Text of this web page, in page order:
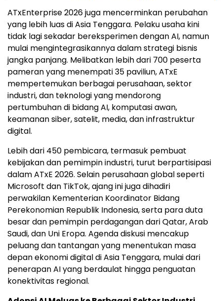
ATxEnterprise 2026 juga mencerminkan perubahan
yang lebih luas di Asia Tenggara. Pelaku usaha kini
tidak lagi sekadar bereksperimen dengan AI, namun
mulai mengintegrasikannya dalam strategi bisnis
jangka panjang. Melibatkan lebih dari 700 peserta
pameran yang menempati 35 paviliun, ATxE
mempertemukan berbagai perusahaan, sektor
industri, dan teknologi yang mendorong
pertumbuhan di bidang AI, komputasi awan,
keamanan siber, satelit, media, dan infrastruktur
digital.
Lebih dari 450 pembicara, termasuk pembuat
kebijakan dan pemimpin industri, turut berpartisipasi
dalam ATxE 2026. Selain perusahaan global seperti
Microsoft dan TikTok, ajang ini juga dihadiri
perwakilan Kementerian Koordinator Bidang
Perekonomian Republik Indonesia, serta para duta
besar dan pemimpin perdagangan dari Qatar, Arab
Saudi, dan Uni Eropa. Agenda diskusi mencakup
peluang dan tantangan yang menentukan masa
depan ekonomi digital di Asia Tenggara, mulai dari
penerapan AI yang berdaulat hingga penguatan
konektivitas regional.